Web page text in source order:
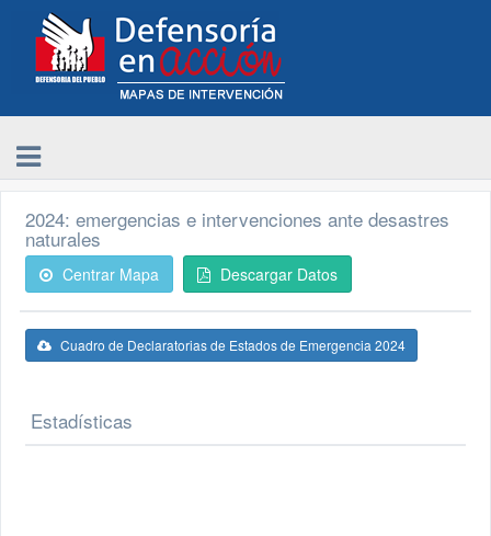
2024: emergencias e intervenciones ante desastres
naturales
Centrar Mapa Descargar Datos
Cuadro de Declaratorias de Estados de Emergencia 2024
Estadísticas